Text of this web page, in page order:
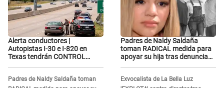
Alerta conductores |
Autopistas I-30 e I-820 en
Texas tendrán CONTROL
CRÍTICAS
Padres de Naldy Saldaña toman
Padres de Naldy Saldaña
toman RADICAL medida para
apoyar su hija tras denuncia
quedar así"
Exvocalista de La Bella Luz